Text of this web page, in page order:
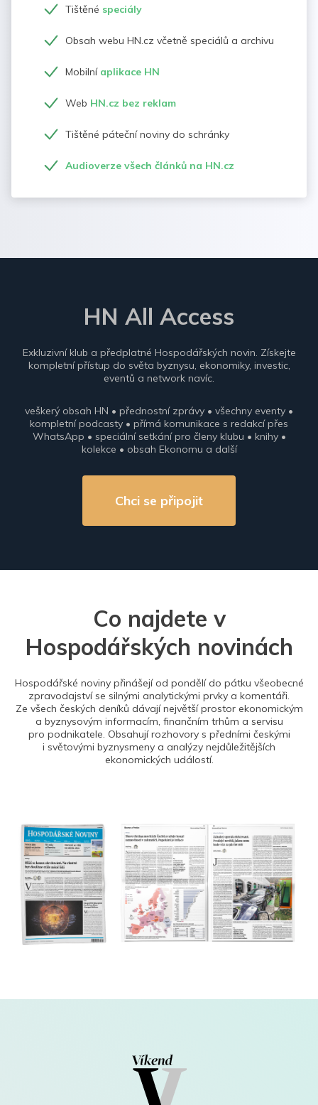
Tištěné speciály
Obsah webu HN.cz včetně speciálů a archivu
Mobilní aplikace HN
Web HN.cz bez reklam
Tištěné páteční noviny do schránky
Audioverze všech článků na HN.cz
HN All Access
Exkluzivní klub a předplatné Hospodářských novin. Získejte
kompletní přístup do světa byznysu, ekonomiky, investic,
eventů a network navíc.
veškerý obsah HN • přednostní zprávy • všechny eventy •
kompletní podcasty • přímá komunikace s redakcí přes
WhatsApp • speciální setkání pro členy klubu • knihy •
kolekce • obsah Ekonomu a další
Chci se připojit
Co najdete v
Hospodářských novinách
Hospodářské noviny přinášejí od pondělí do pátku všeobecné
zpravodajství se silnými analytickými prvky a komentáři.
Ze všech českých deníků dávají největší prostor ekonomickým
a byznysovým informacím, finančním trhům a servisu
pro podnikatele. Obsahují rozhovory s předními českými
i světovými byznysmeny a analýzy nejdůležitějších
ekonomických událostí.